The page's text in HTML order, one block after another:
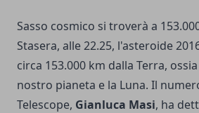
Sasso cosmico si troverà a
Stasera, alle 22.25, l'asteroide
circa 153.000 km dalla Terra,
nostro pianeta e la Luna. Il
Telescope, Gianluca Masi, ha